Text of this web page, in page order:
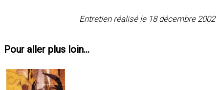
Entretien réalisé le 18 décembre 2002
Pour aller plus loin...